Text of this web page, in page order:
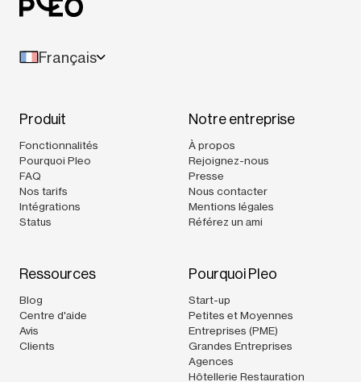
Français
Produit
Fonctionnalités
Pourquoi Pleo
FAQ
Nos tarifs
Intégrations
Status
Notre entreprise
À propos
Rejoignez-nous
Presse
Nous contacter
Mentions légales
Référez un ami
Ressources
Blog
Centre d'aide
Avis
Clients
Pourquoi Pleo
Start-up
Petites et Moyennes
Entreprises (PME)
Grandes Entreprises
Agences
Hôtellerie Restauration